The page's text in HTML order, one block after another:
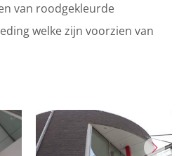
van roodgekleurde
welke zijn voorzien van